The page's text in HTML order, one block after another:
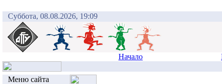
Суббота, 08.08.2026, 19:09
Начало
Меню сайта